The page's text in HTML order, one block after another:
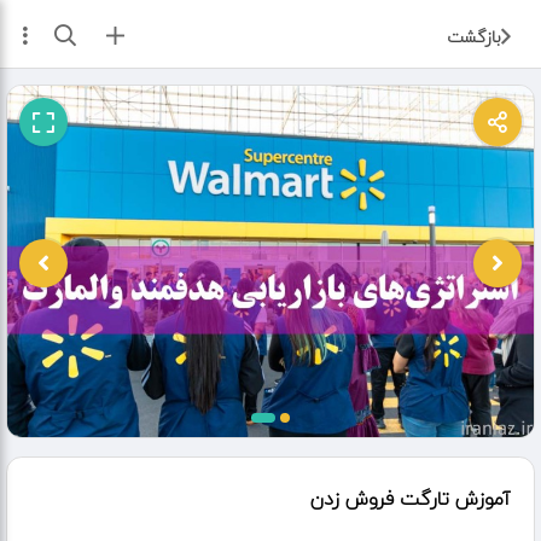
بازگشت ثبت آگهی
آموزش تارگت فروش زدن